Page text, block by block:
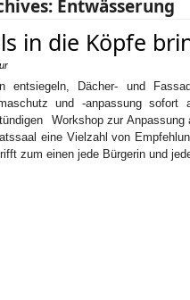
Entwässerung
in die Köpfe
entsiegeln, Dächer- und
und -anpassung
Workshop zur
eine Vielzahl von
zum einen jede Bürgerin und